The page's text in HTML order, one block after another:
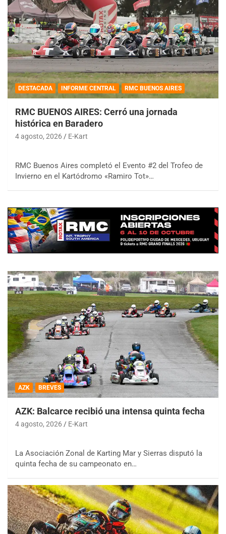
DESTACADA INFORME CENTRAL RMC BUENOS AIRES
RMC BUENOS AIRES: Cerró una jornada
histórica en Baradero
4 agosto, 2026 E-Kart
RMC Buenos Aires completó el Evento #2 del Trofeo de
Invierno en el Kartódromo «Ramiro Tot»…
AZK BREVES
AZK: Balcarce recibió una intensa quinta fecha
4 agosto, 2026 E-Kart
La Asociación Zonal de Karting Mar y Sierras disputó la
quinta fecha de su campeonato en…